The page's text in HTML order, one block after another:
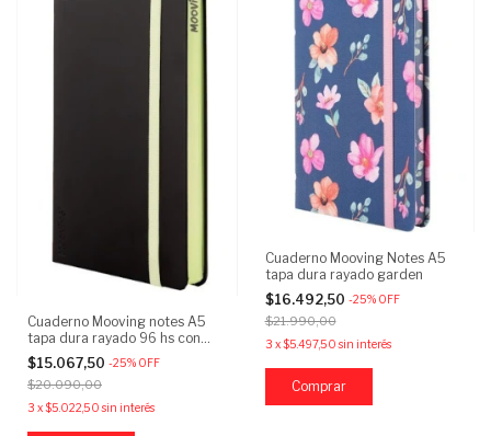
Cuaderno Mooving notes A5
tapa dura rayado 96 hs con
elástico
$15.067,50 -25% OFF
$20.090,00
3 x$5.022,50 sin interés
Cuaderno Mooving Notes A5
tapa dura rayado garden
$16.492,50 -25% OFF
$21.990,00
3 x$5.497,50 sin interés